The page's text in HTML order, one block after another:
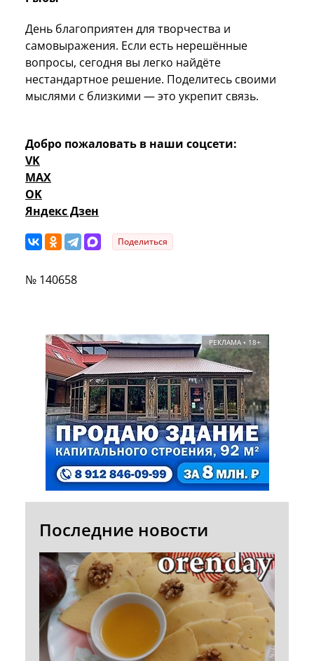
День благоприятен для творчества и
самовыражения. Если есть нерешённые
вопросы, сегодня вы легко найдёте
нестандартное решение. Поделитесь своими
мыслями с близкими — это укрепит связь.
Добро пожаловать в наши соцсети:
VK
MAX
OK
Яндекс Дзен
Поделиться
№ 140658
РЕКЛАМА • 18+
Последние новости